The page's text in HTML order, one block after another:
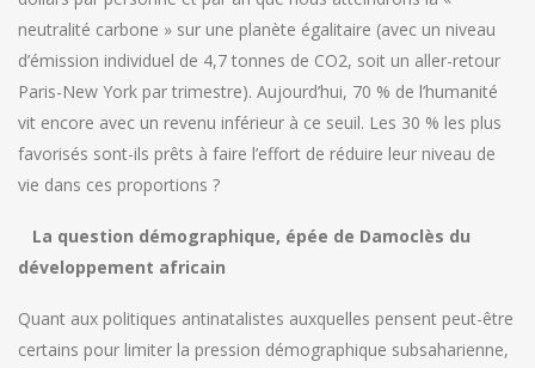
neutralité carbone » sur une planète égalitaire (avec un niveau
d’émission individuel de 4,7 tonnes de CO2, soit un aller-retour
Paris-New York par trimestre). Aujourd’hui, 70 % de l’humanité
vit encore avec un revenu inférieur à ce seuil. Les 30 % les plus
favorisés sont-ils prêts à faire l’effort de réduire leur niveau de
vie dans ces proportions ?
La question démographique, épée de Damoclès du
développement africain
Quant aux politiques antinatalistes auxquelles pensent peut-être
certains pour limiter la pression démographique subsaharienne,